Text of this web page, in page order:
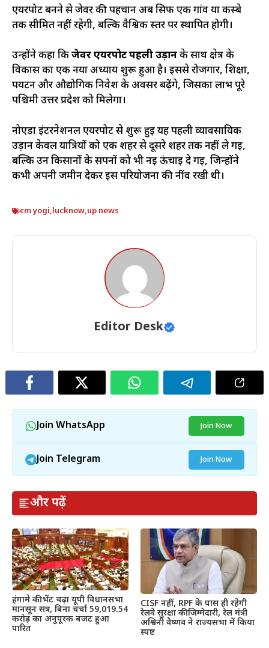
एयरपोर्ट बनने से जेवर की पहचान अब सिर्फ एक गांव या कस्बे
तक सीमित नहीं रहेगी, बल्कि वैश्विक स्तर पर स्थापित होगी।
उन्होंने कहा किजेवर एयरपोर्ट पहली उड़ानके साथ क्षेत्र के
विकास का एक नया अध्याय शुरू हुआ है। इससे रोजगार, शिक्षा,
पर्यटन और औद्योगिक निवेश के अवसर बढ़ेंगे, जिसका लाभ पूरे
पश्चिमी उत्तर प्रदेश को मिलेगा।
नोएडा इंटरनेशनल एयरपोर्ट से शुरू हुई यह पहली व्यावसायिक
उड़ान केवल यात्रियों को एक शहर से दूसरे शहर तक नहीं ले गई,
बल्कि उन किसानों के सपनों को भी नई ऊंचाई दे गई, जिन्होंने
कभी अपनी जमीन देकर इस परियोजना की नींव रखी थी।
cm yogi,lucknow,up news
Editor Desk
Join WhatsApp Join Now
Join Telegram Join Now
और पढ़ें
हंगामे की भेंट चढ़ा यूपी विधानसभा
मानसून सत्र, बिना चर्चा 59,019.54
करोड़ का अनुपूरक बजट हुआ
पारित
CISF नहीं, RPF के पास ही रहेगी
रेलवे सुरक्षा की जिम्मेदारी, रेल मंत्री
अश्विनी वैष्णव ने राज्यसभा में किया
स्पष्ट